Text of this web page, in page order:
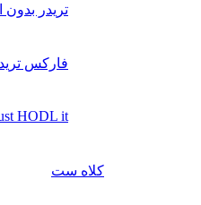
تریدر
فارکس
HODL it
کلاه ست